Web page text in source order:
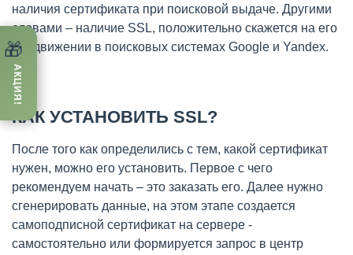
наличия сертификата при поисковой выдаче. Другими
словами – наличие SSL, положительно скажется на его
продвижении в поисковых системах Google и Yandex.
КАК УСТАНОВИТЬ SSL?
После того как определились с тем, какой сертификат
нужен, можно его установить. Первое с чего
рекомендуем начать – это заказать его. Далее нужно
сгенерировать данные, на этом этапе создается
самоподписной сертификат на сервере -
самостоятельно или формируется запрос в центр
🎁
АКЦИЯ!